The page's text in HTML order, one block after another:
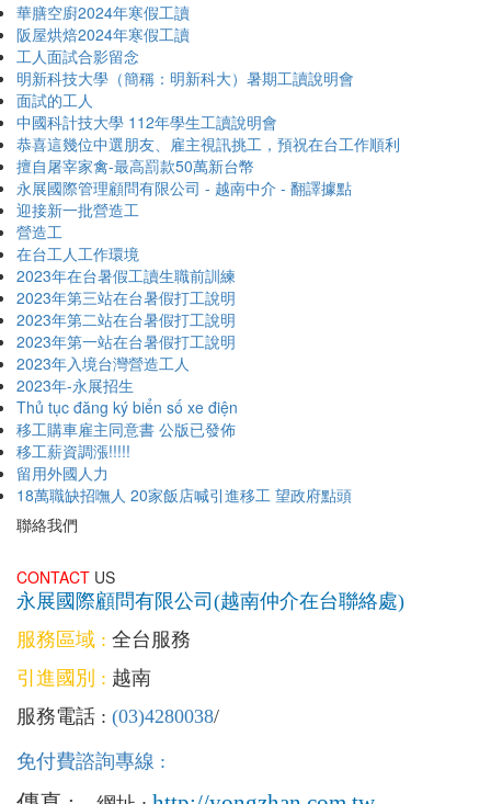
華膳空廚2024年寒假工讀
阪屋烘焙2024年寒假工讀
工人面試合影留念
明新科技大學（簡稱：明新科大）暑期工讀說明會
面試的工人
中國科計技大學 112年學生工讀說明會
恭喜這幾位中選朋友、雇主視訊挑工，預祝在台工作順利
擅自屠宰家禽-最高罰款50萬新台幣
永展國際管理顧問有限公司 - 越南中介 - 翻譯據點
迎接新一批營造工
營造工
在台工人工作環境
2023年在台暑假工讀生職前訓練
2023年第三站在台暑假打工說明
2023年第二站在台暑假打工說明
2023年第一站在台暑假打工說明
2023年入境台灣營造工人
2023年-永展招生
Thủ tục đăng ký biển số xe điện
移工購車雇主同意書 公版已發佈
移工薪資調漲!!!!!
留用外國人力
18萬職缺招嘸人 20家飯店喊引進移工 望政府點頭
聯絡我們
CONTACT US
永展國際顧問有限公司(越南仲介在台聯絡處)
服務區域 : 全台服務
引進國別 : 越南
服務電話 : (03)4280038/
免付費諮詢專線 :